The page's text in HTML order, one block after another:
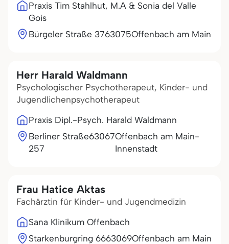
Praxis Tim Stahlhut, M.A & Sonia del Valle
Gois
Bürgeler Straße 3763075Offenbach am Main
Herr Harald Waldmann
Psychologischer Psychotherapeut, Kinder- und
Jugendlichenpsychotherapeut
Praxis Dipl.-Psych. Harald Waldmann
Berliner Straße
257
63067Offenbach am Main-
Innenstadt
Frau Hatice Aktas
Fachärztin für Kinder- und Jugendmedizin
Sana Klinikum Offenbach
Starkenburgring 6663069Offenbach am Main